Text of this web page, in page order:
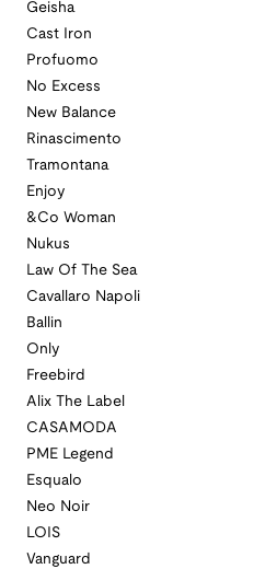
Geisha
Cast Iron
Profuomo
No Excess
New Balance
Rinascimento
Tramontana
Enjoy
&Co Woman
Nukus
Law Of The Sea
Cavallaro Napoli
Ballin
Only
Freebird
Alix The Label
CASAMODA
PME Legend
Esqualo
Neo Noir
LOIS
Vanguard